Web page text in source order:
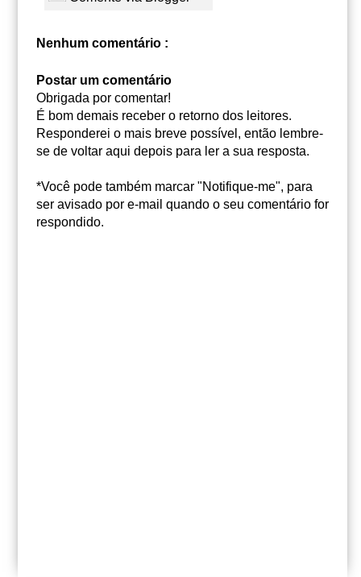
Nenhum comentário :
Postar um comentário
Obrigada por comentar!
É bom demais receber o retorno dos leitores.
Responderei o mais breve possível, então lembre-
se de voltar aqui depois para ler a sua resposta.
*Você pode também marcar "Notifique-me", para
ser avisado por e-mail quando o seu comentário for
respondido.